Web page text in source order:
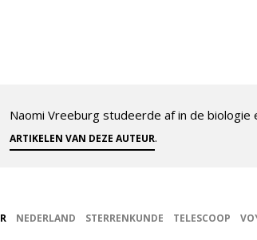
Naomi Vreeburg studeerde af in de biologie
ARTIKELEN VAN DEZE AUTEUR.
NEDERLAND STERRENKUNDE TELESCOOP